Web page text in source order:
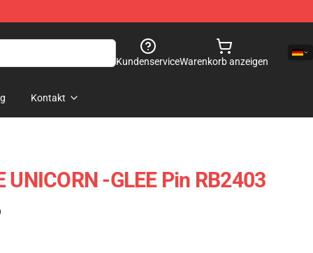
KundenserviceWarenkorb anzeigen
Kontakt
UNICORN -GLEE Pin RB2403